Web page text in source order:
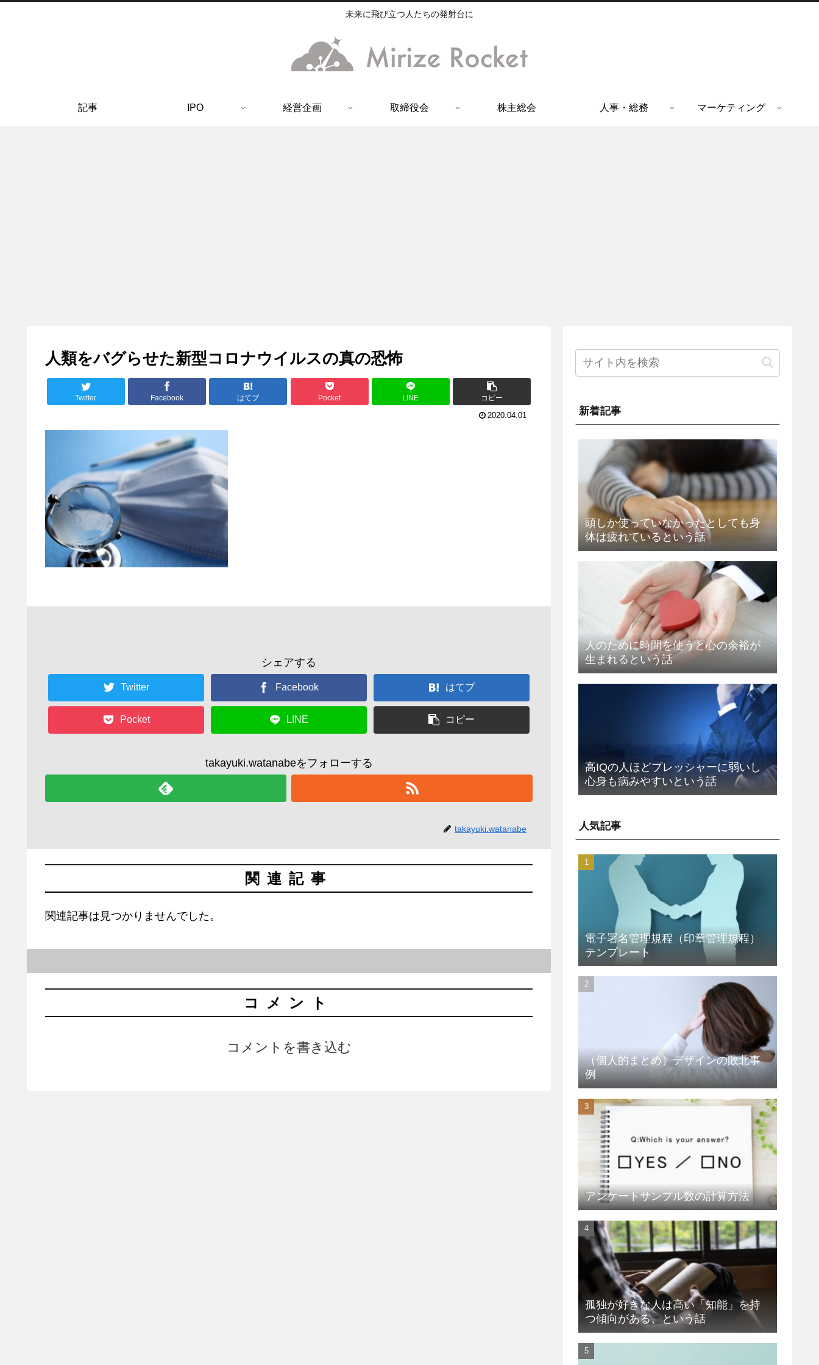
未来に飛び立つ人たちの発射台に
記事 IPO 経営企画 取締役会 株主総会 人事・総務 マーケティング
人類をバグらせた新型コロナウイルスの真の恐怖
Twitter Facebook はてブ Pocket LINE コピー
2020.04.01
シェアする
Twitter Facebook はてブ
Pocket LINE コピー
takayuki.watanabeをフォローする
takayuki.watanabe
関連記事
関連記事は見つかりませんでした。
コメント
コメントを書き込む
新着記事
頭しか使っていなかったとしても身
体は疲れているという話
人のために時間を使うと心の余裕が
生まれるという話
高IQの人ほどプレッシャーに弱いし
心身も病みやすいという話
人気記事
電子署名管理規程（印章管理規程）
テンプレート
（個人的まとめ）デザインの敗北事
例
アンケートサンプル数の計算方法
孤独が好きな人は高い「知能」を持
つ傾向がある、という話